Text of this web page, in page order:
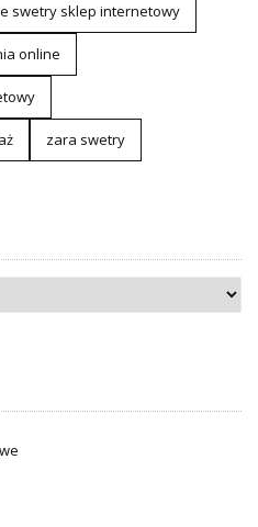
swetry sklep internetowy
online
zara swetry